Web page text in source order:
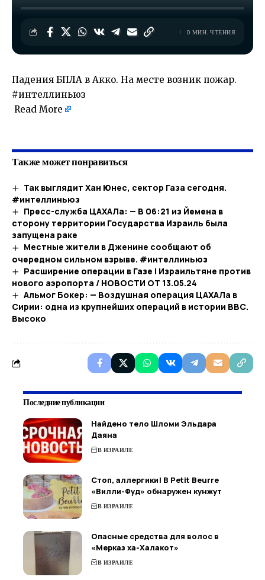
0 МИН. ЧТЕНИЯ
Падения БПЛА в Акко. На месте возник пожар.
#интеллиньюз
Read More
Также может понравиться
Так выглядит Хан Юнес, сектор Газа сегодня.
#интеллиньюз
Пресс-служба ЦАХАЛа: — В 06:21 из Йемена в
сторону территории Государства Израиль была
запущена раке
Местные жители в Дженине сообщают об
очередном сильном взрыве. #интеллиньюз
Расширение операции в Газе | Израильтяне против
нового аэропорта / НОВОСТИ ОТ 13.05.24
Альмог Бокер: — Воздушная операция ЦАХАЛа в
Сирии: одна из крупнейших операций в истории ВВС.
Высоко
Последние публикации
Найдено тело Шломи Эльдара
Даяна
В ИЗРАИЛЕ
Стоп, аллергики! В Petit Beurre
«Вилли-Фуд» обнаружен кунжут
В ИЗРАИЛЕ
Опасные средства для волос в
«Мерказ ха-Халакот»
В ИЗРАИЛЕ